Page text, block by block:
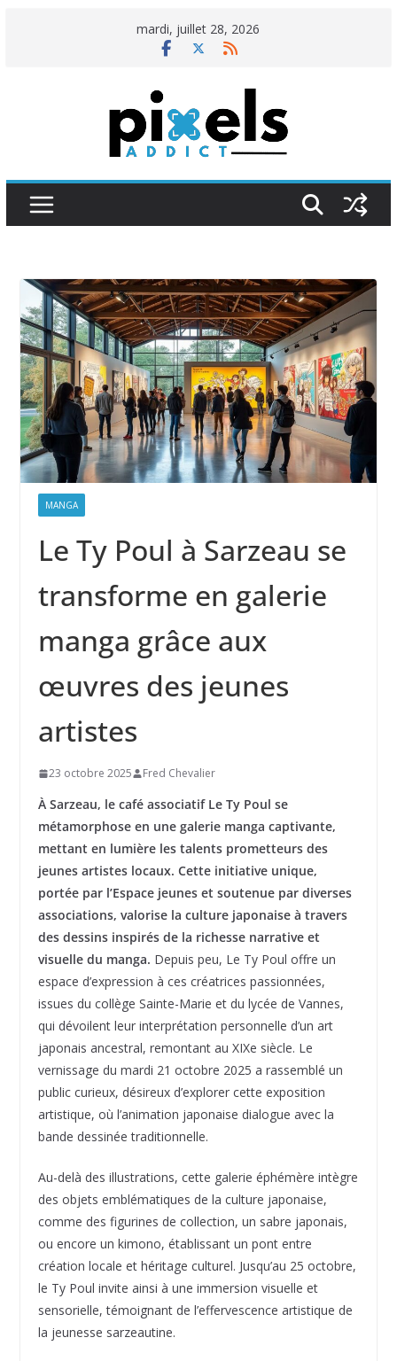
mardi, juillet 28, 2026
MANGA
Le Ty Poul à Sarzeau se
transforme en galerie
manga grâce aux
œuvres des jeunes
artistes
23 octobre 2025 Fred Chevalier
À Sarzeau, le café associatif Le Ty Poul se
métamorphose en une galerie manga captivante,
mettant en lumière les talents prometteurs des
jeunes artistes locaux. Cette initiative unique,
portée par l’Espace jeunes et soutenue par diverses
associations, valorise la culture japonaise à travers
des dessins inspirés de la richesse narrative et
visuelle du manga. Depuis peu, Le Ty Poul offre un
espace d’expression à ces créatrices passionnées,
issues du collège Sainte-Marie et du lycée de Vannes,
qui dévoilent leur interprétation personnelle d’un art
japonais ancestral, remontant au XIXe siècle. Le
vernissage du mardi 21 octobre 2025 a rassemblé un
public curieux, désireux d’explorer cette exposition
artistique, où l’animation japonaise dialogue avec la
bande dessinée traditionnelle.
Au-delà des illustrations, cette galerie éphémère intègre
des objets emblématiques de la culture japonaise,
comme des figurines de collection, un sabre japonais,
ou encore un kimono, établissant un pont entre
création locale et héritage culturel. Jusqu’au 25 octobre,
le Ty Poul invite ainsi à une immersion visuelle et
sensorielle, témoignant de l’effervescence artistique de
la jeunesse sarzeautine.